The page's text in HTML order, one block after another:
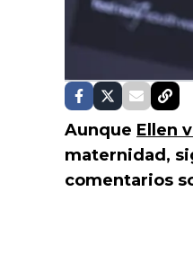
Aunque Ellen
maternidad,
comentarios